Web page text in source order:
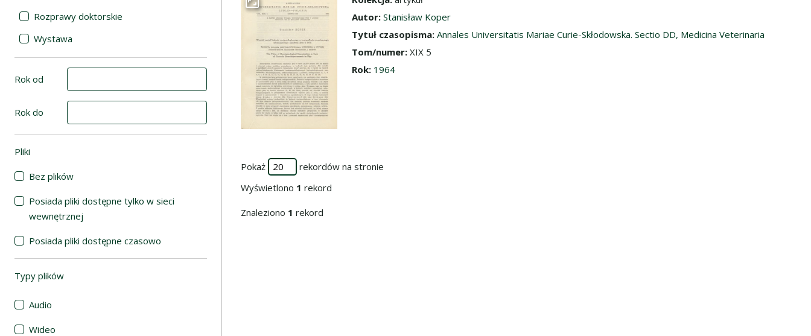
Rozprawy doktorskie
Wystawa
Rok od
Rok do
Pliki
Bez plików
Posiada pliki dostępne tylko w sieci
wewnętrznej
Posiada pliki dostępne czasowo
Typy plików
Audio
Wideo
Przejdź do zbioru
Autor: Stanisław Koper
Tytuł czasopisma: Annales Universitatis Mariae Curie-Skłodowska. Sectio DD, Medicina Veterinaria
Tom/numer: XIX 5
Rok: 1964
Pokaż
rekordów na stronie
Wyświetlono 1 rekord
Znaleziono 1 rekord